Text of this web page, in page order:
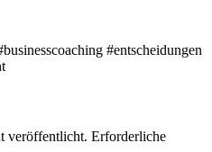
#entscheidungen
veröffentlicht. Erforderliche